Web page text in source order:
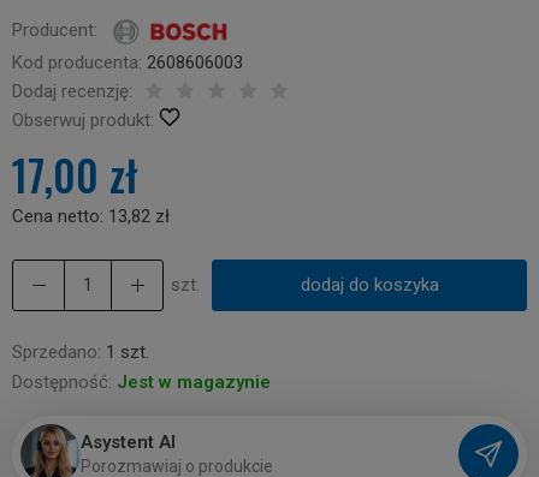
Producent:
Kod producenta: 2608606003
Dodaj recenzję:
Obserwuj produkt:
17,00 zł
Cena netto: 13,82 zł
szt. dodaj do koszyka
Sprzedano: 1 szt.
Dostępność: Jest w magazynie
Asystent AI
Porozmawiaj o produkcie